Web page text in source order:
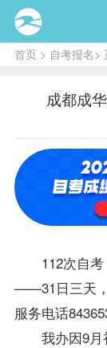
首页> 自考报名>
成都成
112次自考
——31日三天
服务电话
我办因9月